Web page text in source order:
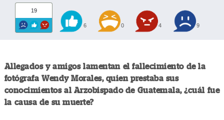
19
6 0 4 9
Allegados y amigos lamentan el fallecimiento de la
fotógrafa Wendy Morales, quien prestaba sus
conocimientos al Arzobispado de Guatemala, ¿cuál fue
la causa de su muerte?